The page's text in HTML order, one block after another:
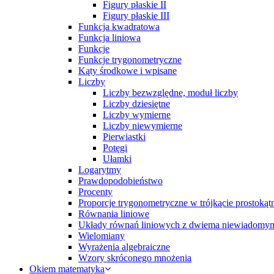
Figury płaskie II
Figury płaskie III
Funkcja kwadratowa
Funkcja liniowa
Funkcje
Funkcje trygonometryczne
Kąty środkowe i wpisane
Liczby
Liczby bezwzględne, moduł liczby
Liczby dziesiętne
Liczby wymierne
Liczby niewymierne
Pierwiastki
Potęgi
Ułamki
Logarytmy
Prawdopodobieństwo
Procenty
Proporcje trygonometryczne w trójkącie
Równania liniowe
Układy równań liniowych z dwiema
Wielomiany
Wyrażenia algebraiczne
Wzory skróconego mnożenia
Okiem matematyka